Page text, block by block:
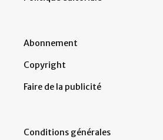
Abonnement
Copyright
Faire de la publicité
Conditions générales